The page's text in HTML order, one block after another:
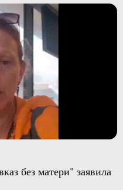
без матери" заявила